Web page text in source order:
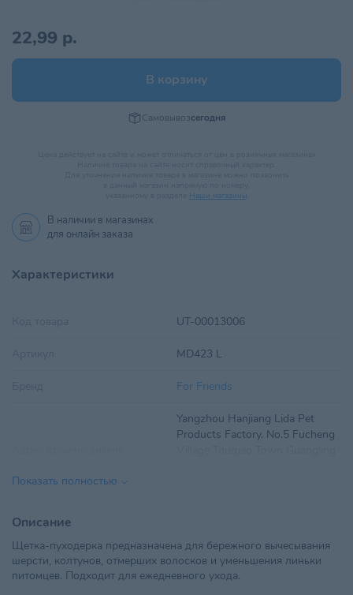
22,99 р.
В корзину
Самовывозсегодня
Наши магазины.
В наличии в магазинах
для онлайн заказа
Характеристики
UT-00013006
MD423 L
For Friends
Yangzhou Hanjiang Lida Pet
Products Factory. No.5 Fucheng
Импортер в РБ
н,Озерицко-Слободской с/с,д.
Кудрищино,ул. Приозерная, д.2
Показать полностью
Описание
Щетка-пуходерка предназначена для бережного вычесывания
шерсти, колтунов, отмерших волосков и уменьшения линьки
питомцев. Подходит для ежедневного ухода.